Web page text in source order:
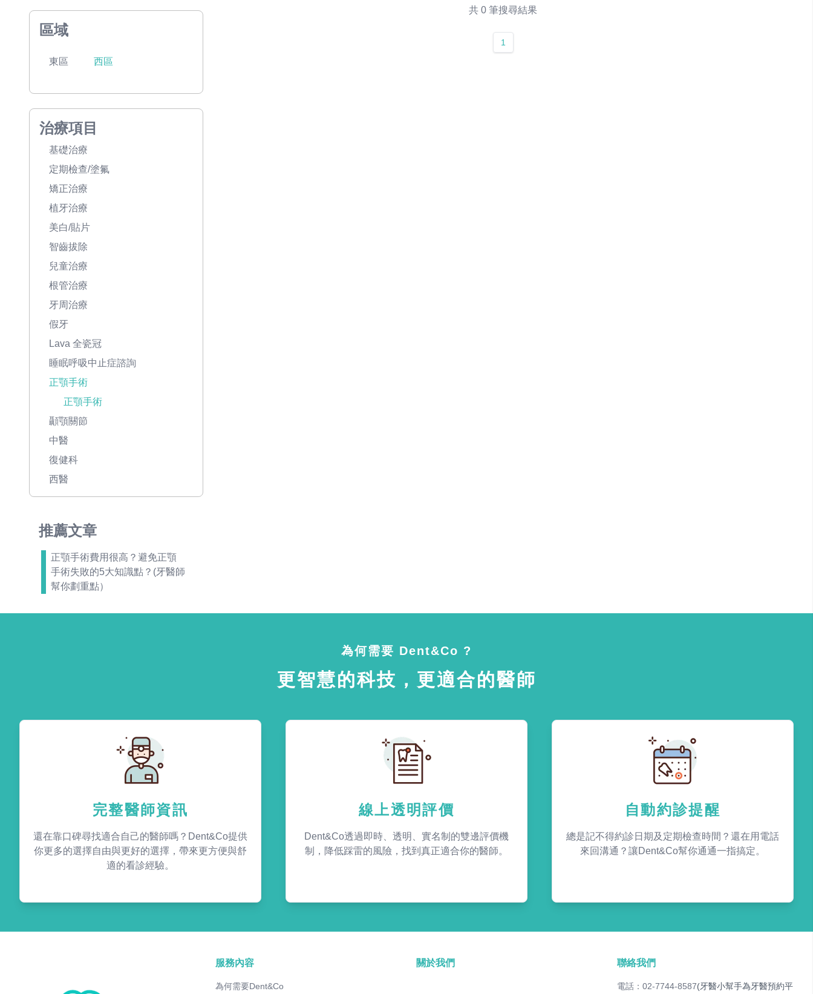
區域
東區 西區
治療項目
基礎治療
定期檢查/塗氟
矯正治療
植牙治療
美白/貼片
智齒拔除
兒童治療
根管治療
牙周治療
假牙
Lava 全瓷冠
睡眠呼吸中止症諮詢
正顎手術
正顎手術
顳顎關節
中醫
復健科
西醫
推薦文章
正顎手術費用很高？避免正顎
手術失敗的5大知識點？(牙醫師
幫你劃重點）
共 0 筆搜尋結果
1
為何需要 Dent&Co ?
更智慧的科技，更適合的醫師
完整醫師資訊
還在靠口碑尋找適合自己的醫師嗎？Dent&Co提供
你更多的選擇自由與更好的選擇，帶來更方便與舒
適的看診經驗。
線上透明評價
Dent&Co透過即時、透明、實名制的雙邊評價機
制，降低踩雷的風險，找到真正適合你的醫師。
自動約診提醒
總是記不得約診日期及定期檢查時間？還在用電話
來回溝通？讓Dent&Co幫你通通一指搞定。
服務內容
為何需要Dent&Co
關於我們 聯絡我們
電話：02-7744-8587(牙醫小幫手為牙醫預約平